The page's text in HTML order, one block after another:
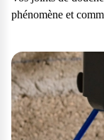
phénomène et